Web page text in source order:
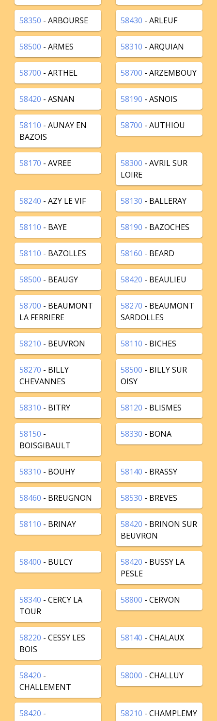
58350 - ARBOURSE 58430 - ARLEUF
58500 - ARMES 58310 - ARQUIAN
58700 - ARTHEL 58700 - ARZEMBOUY
58420 - ASNAN 58190 - ASNOIS
58110 - AUNAY EN
BAZOIS
58700 - AUTHIOU
58170 - AVREE 58300 - AVRIL SUR
LOIRE
58240 - AZY LE VIF 58130 - BALLERAY
58110 - BAYE 58190 - BAZOCHES
58110 - BAZOLLES 58160 - BEARD
58500 - BEAUGY 58420 - BEAULIEU
58700 - BEAUMONT
LA FERRIERE
58270 - BEAUMONT
SARDOLLES
58210 - BEUVRON 58110 - BICHES
58270 - BILLY
CHEVANNES
58500 - BILLY SUR
OISY
58310 - BITRY 58120 - BLISMES
58150 -
BOISGIBAULT
58330 - BONA
58310 - BOUHY 58140 - BRASSY
58460 - BREUGNON 58530 - BREVES
58110 - BRINAY 58420 - BRINON SUR
BEUVRON
58400 - BULCY 58420 - BUSSY LA
PESLE
58340 - CERCY LA
TOUR
58800 - CERVON
58220 - CESSY LES
BOIS
58140 - CHALAUX
58420 -
CHALLEMENT
58000 - CHALLUY
58420 -
58210 - CHAMPLEMY